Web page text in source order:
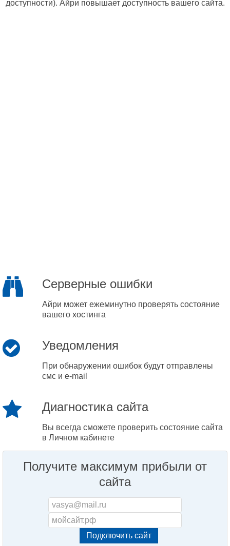
доступности). Айри повышает доступность вашего сайта.
Серверные ошибки
Айри может ежеминутно проверять состояние
вашего хостинга
Уведомления
При обнаружении ошибок будут отправлены
смс и e-mail
Диагностика сайта
Вы всегда сможете проверить состояние сайта
в Личном кабинете
Получите максимум прибыли от
сайта